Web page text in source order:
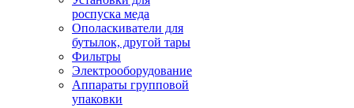
роспуска меда
Ополаскиватели для
бутылок, другой тары
Фильтры
Электрооборудование
Аппараты групповой
упаковки